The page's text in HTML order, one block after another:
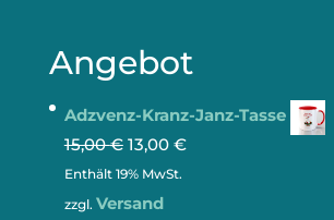
Angebot
Adzvenz-Kranz-Janz-Tasse
15,00€ 13,00 €
Enthält 19% MwSt.
zzgl. Versand